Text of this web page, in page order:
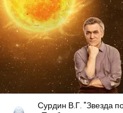
Сурдин В.Г. "Звезда